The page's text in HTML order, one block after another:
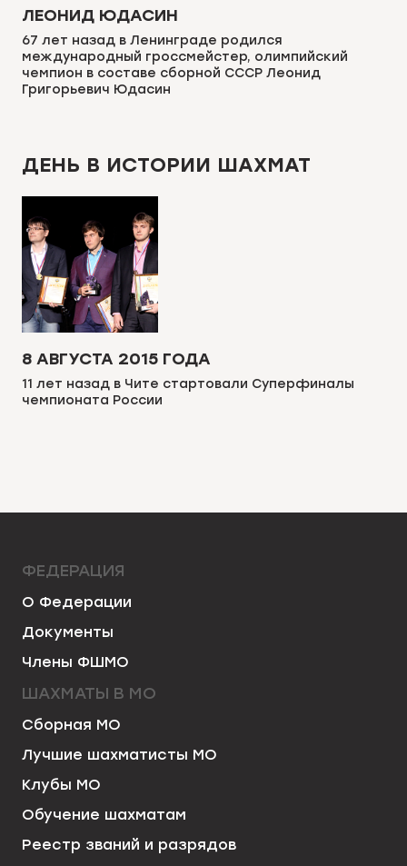
ЛЕОНИД ЮДАСИН
67 лет назад в Ленинграде родился
международный гроссмейстер, олимпийский
чемпион в составе сборной СССР Леонид
Григорьевич Юдасин
ДЕНЬ В ИСТОРИИ ШАХМАТ
8 АВГУСТА 2015 ГОДА
11 лет назад в Чите стартовали Суперфиналы
чемпионата России
ФЕДЕРАЦИЯ
О Федерации
Документы
Члены ФШМО
ШАХМАТЫ В МО
Сборная МО
Лучшие шахматисты МО
Клубы МО
Обучение шахматам
Реестр званий и разрядов